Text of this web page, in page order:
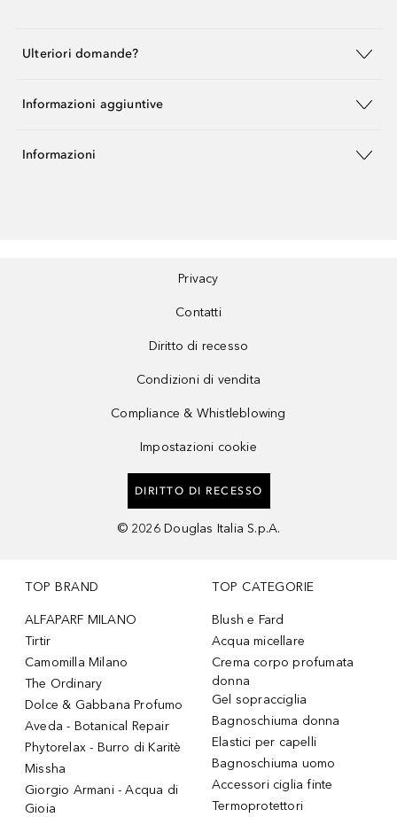
Ulteriori domande?
Informazioni aggiuntive
Informazioni
Privacy
Contatti
Diritto di recesso
Condizioni di vendita
Compliance & Whistleblowing
Impostazioni cookie
DIRITTO DI RECESSO
© 2026 Douglas Italia S.p.A.
TOP BRAND
ALFAPARF MILANO
Tirtir
Camomilla Milano
The Ordinary
Dolce & Gabbana Profumo
Aveda - Botanical Repair
Phytorelax - Burro di Karitè
Missha
Giorgio Armani - Acqua di
Gioia
TOP CATEGORIE
Blush e Fard
Acqua micellare
Crema corpo profumata
donna
Gel sopracciglia
Bagnoschiuma donna
Elastici per capelli
Bagnoschiuma uomo
Accessori ciglia finte
Termoprotettori